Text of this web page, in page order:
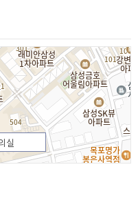
실